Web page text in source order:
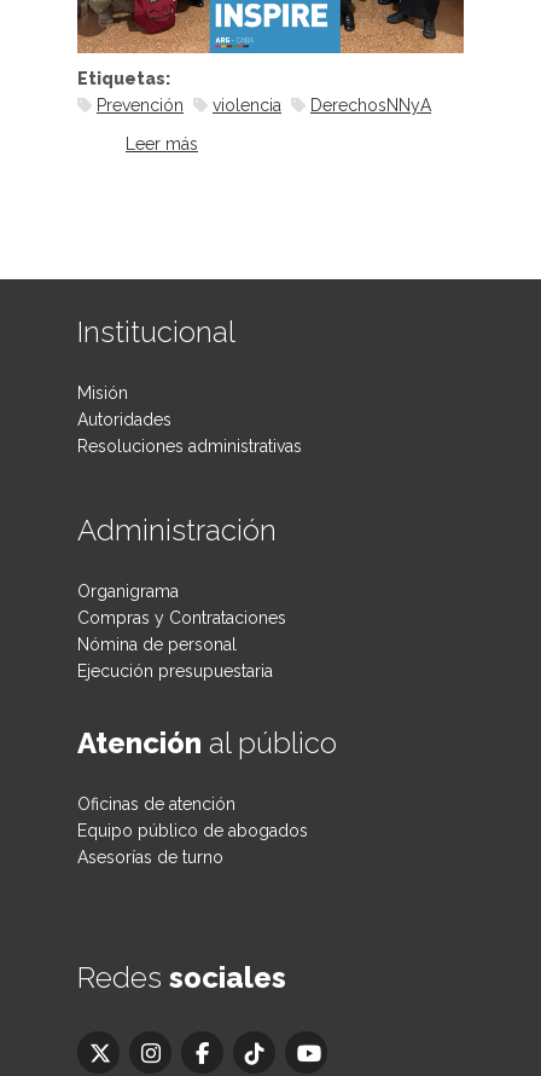
Etiquetas:
Prevención
violencia
DerechosNNyA
Leer más
Institucional
Misión
Autoridades
Resoluciones administrativas
Administración
Organigrama
Compras y Contrataciones
Nómina de personal
Ejecución presupuestaria
Atención al público
Oficinas de atención
Equipo público de abogados
Asesorías de turno
Redes sociales